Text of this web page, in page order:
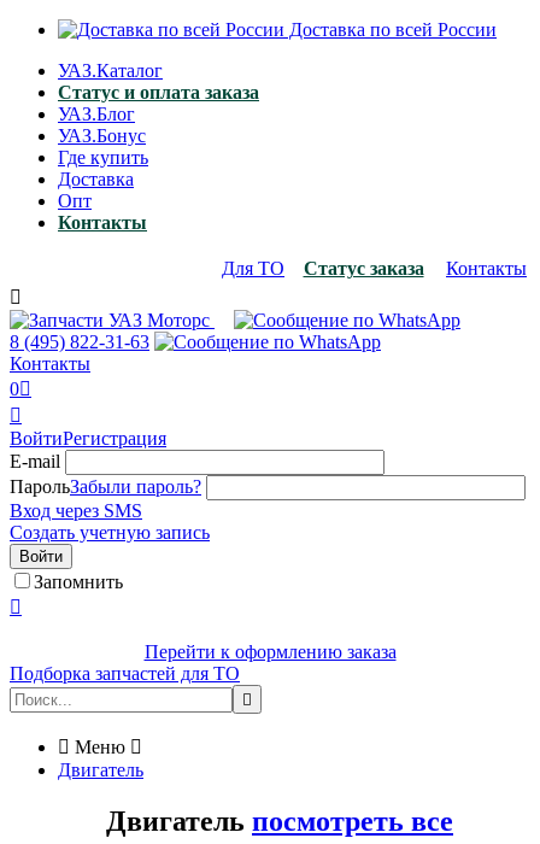
Доставка по всей России
УАЗ.Каталог
Статус и оплата заказа
УАЗ.Блог
УАЗ.Бонус
Где купить
Доставка
Опт
Контакты
Для ТО Статус заказа
Контакты

8 (495) 822-31-63
Контакты
0

ВойтиРегистрация
E-mail
ПарольЗабыли пароль?
Вход через SMS
Создать учетную запись
Войти
Запомнить

Перейти к оформлению заказа
Подборка запчастей для ТО

 Меню 
Двигатель
Двигатель посмотреть все